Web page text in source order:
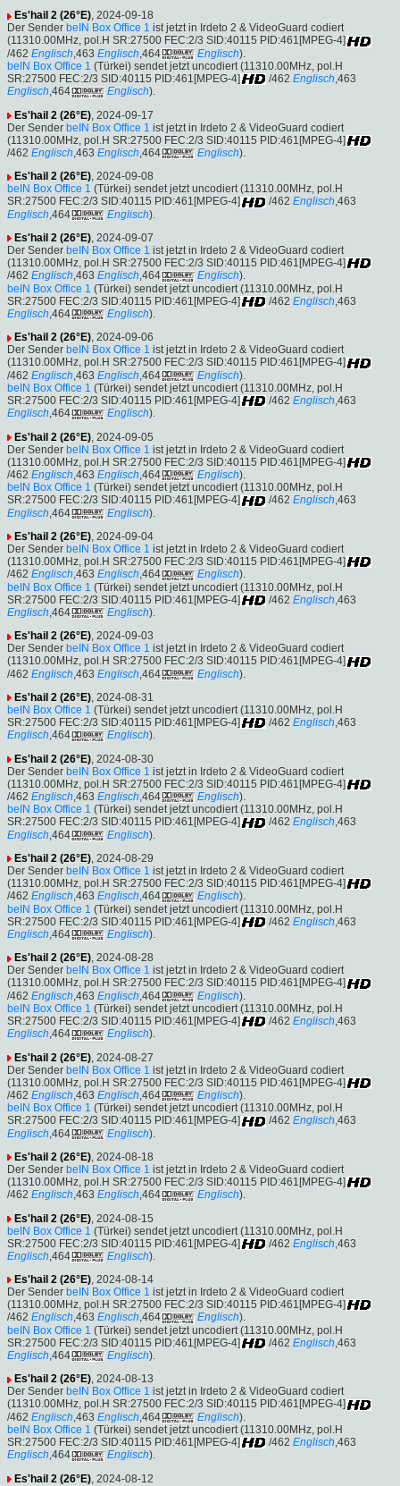
Es'hail 2 (26°E), 2024-09-18
Der Sender beIN Box Office 1 ist jetzt in Irdeto 2 & VideoGuard codiert
(11310.00MHz, pol.H SR:27500 FEC:2/3 SID:40115 PID:461[MPEG-4]
/462 Englisch ,463 Englisch ,464 Englisch).
beIN Box Office 1 (Türkei) sendet jetzt uncodiert (11310.00MHz, pol.H
SR:27500 FEC:2/3 SID:40115 PID:461[MPEG-4]
/462 Englisch,463
Englisch,464 Englisch).
Es'hail 2 (26°E) , 2024-09-17
Der Sender beIN Box Office 1 ist jetzt in Irdeto 2 & VideoGuard codiert
(11310.00MHz, pol.H SR:27500 FEC:2/3 SID:40115 PID:461[MPEG-4]
/462 Englisch,463 Englisch,464 Englisch).
Es'hail 2 (26°E), 2024-09-08
beIN Box Office 1 (Türkei) sendet jetzt uncodiert (11310.00MHz, pol.H
SR:27500 FEC:2/3 SID:40115 PID:461[MPEG-4]
/462 Englisch,463
Englisch ,464 Englisch).
Es'hail 2 (26°E), 2024-09-07
Der Sender beIN Box Office 1 ist jetzt in Irdeto 2 & VideoGuard codiert
(11310.00MHz, pol.H SR:27500 FEC:2/3 SID:40115 PID:461[MPEG-4]
/462 Englisch,463 Englisch,464 Englisch).
beIN Box Office 1 (Türkei) sendet jetzt uncodiert (11310.00MHz, pol.H
SR:27500 FEC:2/3 SID:40115 PID:461[MPEG-4]
/462 Englisch ,463
Englisch,464 Englisch).
Es'hail 2 (26°E), 2024-09-06
Der Sender beIN Box Office 1 ist jetzt in Irdeto 2 & VideoGuard codiert
(11310.00MHz, pol.H SR:27500 FEC:2/3 SID:40115 PID:461[MPEG-4]
/462 Englisch ,463 Englisch ,464 Englisch).
beIN Box Office 1 (Türkei) sendet jetzt uncodiert (11310.00MHz, pol.H
SR:27500 FEC:2/3 SID:40115 PID:461[MPEG-4]
/462 Englisch,463
Englisch,464 Englisch).
Es'hail 2 (26°E) , 2024-09-05
Der Sender beIN Box Office 1 ist jetzt in Irdeto 2 & VideoGuard codiert
(11310.00MHz, pol.H SR:27500 FEC:2/3 SID:40115 PID:461[MPEG-4]
/462 Englisch,463 Englisch,464 Englisch).
beIN Box Office 1 (Türkei) sendet jetzt uncodiert (11310.00MHz, pol.H
SR:27500 FEC:2/3 SID:40115 PID:461[MPEG-4]
/462 Englisch,463
Englisch ,464 Englisch).
Es'hail 2 (26°E), 2024-09-04
Der Sender beIN Box Office 1 ist jetzt in Irdeto 2 & VideoGuard codiert
(11310.00MHz, pol.H SR:27500 FEC:2/3 SID:40115 PID:461[MPEG-4]
/462 Englisch,463 Englisch,464 Englisch).
beIN Box Office 1 (Türkei) sendet jetzt uncodiert (11310.00MHz, pol.H
SR:27500 FEC:2/3 SID:40115 PID:461[MPEG-4]
/462 Englisch ,463
Englisch,464 Englisch).
Es'hail 2 (26°E), 2024-09-03
Der Sender beIN Box Office 1 ist jetzt in Irdeto 2 & VideoGuard codiert
(11310.00MHz, pol.H SR:27500 FEC:2/3 SID:40115 PID:461[MPEG-4]
/462 Englisch ,463 Englisch ,464 Englisch).
Es'hail 2 (26°E), 2024-08-31
beIN Box Office 1 (Türkei) sendet jetzt uncodiert (11310.00MHz, pol.H
SR:27500 FEC:2/3 SID:40115 PID:461[MPEG-4]
/462 Englisch,463
Englisch,464 Englisch).
Es'hail 2 (26°E) , 2024-08-30
Der Sender beIN Box Office 1 ist jetzt in Irdeto 2 & VideoGuard codiert
(11310.00MHz, pol.H SR:27500 FEC:2/3 SID:40115 PID:461[MPEG-4]
/462 Englisch,463 Englisch,464 Englisch).
beIN Box Office 1 (Türkei) sendet jetzt uncodiert (11310.00MHz, pol.H
SR:27500 FEC:2/3 SID:40115 PID:461[MPEG-4]
/462 Englisch,463
Englisch ,464 Englisch).
Es'hail 2 (26°E), 2024-08-29
Der Sender beIN Box Office 1 ist jetzt in Irdeto 2 & VideoGuard codiert
(11310.00MHz, pol.H SR:27500 FEC:2/3 SID:40115 PID:461[MPEG-4]
/462 Englisch,463 Englisch,464 Englisch).
beIN Box Office 1 (Türkei) sendet jetzt uncodiert (11310.00MHz, pol.H
SR:27500 FEC:2/3 SID:40115 PID:461[MPEG-4]
/462 Englisch ,463
Englisch,464 Englisch).
Es'hail 2 (26°E), 2024-08-28
Der Sender beIN Box Office 1 ist jetzt in Irdeto 2 & VideoGuard codiert
(11310.00MHz, pol.H SR:27500 FEC:2/3 SID:40115 PID:461[MPEG-4]
/462 Englisch ,463 Englisch ,464 Englisch).
beIN Box Office 1 (Türkei) sendet jetzt uncodiert (11310.00MHz, pol.H
SR:27500 FEC:2/3 SID:40115 PID:461[MPEG-4]
/462 Englisch,463
Englisch,464 Englisch).
Es'hail 2 (26°E) , 2024-08-27
Der Sender beIN Box Office 1 ist jetzt in Irdeto 2 & VideoGuard codiert
(11310.00MHz, pol.H SR:27500 FEC:2/3 SID:40115 PID:461[MPEG-4]
/462 Englisch,463 Englisch,464 Englisch).
beIN Box Office 1 (Türkei) sendet jetzt uncodiert (11310.00MHz, pol.H
SR:27500 FEC:2/3 SID:40115 PID:461[MPEG-4]
/462 Englisch,463
Englisch ,464 Englisch).
Es'hail 2 (26°E), 2024-08-18
Der Sender beIN Box Office 1 ist jetzt in Irdeto 2 & VideoGuard codiert
(11310.00MHz, pol.H SR:27500 FEC:2/3 SID:40115 PID:461[MPEG-4]
/462 Englisch,463 Englisch,464 Englisch).
Es'hail 2 (26°E) , 2024-08-15
beIN Box Office 1 (Türkei) sendet jetzt uncodiert (11310.00MHz, pol.H
SR:27500 FEC:2/3 SID:40115 PID:461[MPEG-4]
/462 Englisch ,463
Englisch,464 Englisch).
Es'hail 2 (26°E), 2024-08-14
Der Sender beIN Box Office 1 ist jetzt in Irdeto 2 & VideoGuard codiert
(11310.00MHz, pol.H SR:27500 FEC:2/3 SID:40115 PID:461[MPEG-4]
/462 Englisch,463 Englisch,464 Englisch).
beIN Box Office 1 (Türkei) sendet jetzt uncodiert (11310.00MHz, pol.H
SR:27500 FEC:2/3 SID:40115 PID:461[MPEG-4]
/462 Englisch,463
Englisch,464 Englisch).
Es'hail 2 (26°E), 2024-08-13
Der Sender beIN Box Office 1 ist jetzt in Irdeto 2 & VideoGuard codiert
(11310.00MHz, pol.H SR:27500 FEC:2/3 SID:40115 PID:461[MPEG-4]
/462 Englisch ,463 Englisch ,464 Englisch).
beIN Box Office 1 (Türkei) sendet jetzt uncodiert (11310.00MHz, pol.H
SR:27500 FEC:2/3 SID:40115 PID:461[MPEG-4]
/462 Englisch,463
Englisch,464 Englisch).
Es'hail 2 (26°E) , 2024-08-12